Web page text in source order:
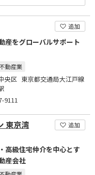
追加
産をグローバルサポート
動産業
央区 東京都交通局大江戸線
9111
東京湾
追加
高級住宅仲介を中心とす
産会社